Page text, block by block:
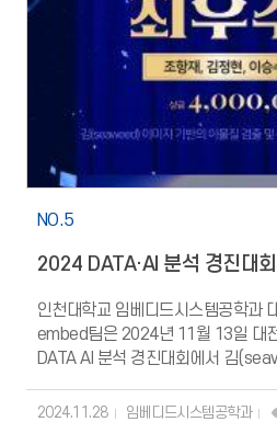
NO.5
2024 DATA·AI 분석 경진대
인천대학교 임베디드시스템공학과
embed팀은 2024년 11월 13일 대
DATA AI 분석 경진대회에서 김
전처리를 통해 모델 성능을 크게 향
2024.11.28 임베디드시스템공학과